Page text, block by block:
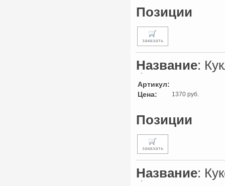
Позиции
заказать
Название:
Артикул:
Цена:
1370 руб.
Позиции
заказать
Название: